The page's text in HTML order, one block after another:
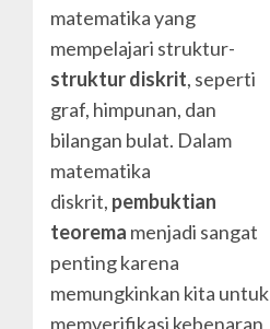
matematika yang
mempelajari struktur-
struktur diskrit, seperti
graf, himpunan, dan
bilangan bulat. Dalam
matematika
diskrit, pembuktian
teorema menjadi sangat
penting karena
memungkinkan kita untuk
memverifikasi kebenaran